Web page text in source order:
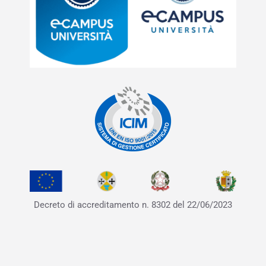
Decreto di accreditamento n. 8302 del 22/06/2023